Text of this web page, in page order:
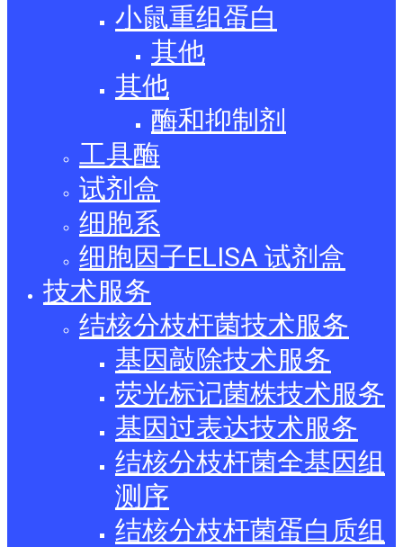
小鼠重组蛋白
其他
其他
酶和抑制剂
工具酶
试剂盒
细胞系
细胞因子ELISA 试剂盒
技术服务
结核分枝杆菌技术服务
基因敲除技术服务
荧光标记菌株技术服务
基因过表达技术服务
结核分枝杆菌全基因组
测序
结核分枝杆菌蛋白质组